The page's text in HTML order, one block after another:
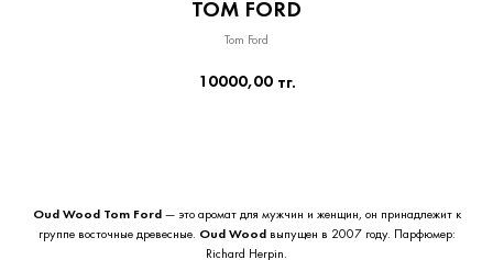
TOM FORD
Tom Ford
10000,00 тг.
Oud Wood Tom Ford — это аромат для мужчин и женщин, он принадлежит к
группе восточные древесные. Oud Wood выпущен в 2007 году. Парфюмер:
Richard Herpin.